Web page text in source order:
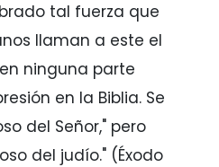
tal fuerza que
llaman a este el
ninguna parte
en la Biblia. Se
del Señor," pero
del judío." (Éxodo